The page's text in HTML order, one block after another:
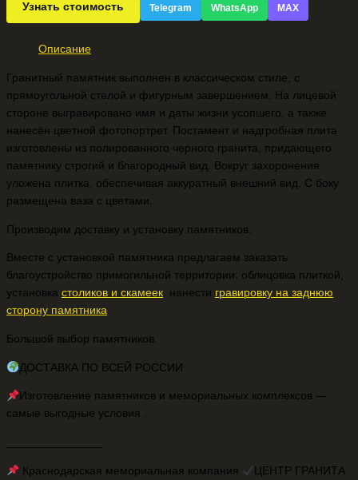
Узнать стоимость Telegram WhatsApp MAX
Описание
Гранитный памятник выполнен в классическом стиле, с
прямоугольной стелой и фигурным завершением. На лицевой
стороне выгравировано имя и даты жизни усопшего, а также
нанесён цветной фотопортрет. Постамент и надгробная плита
изготовлены из полированного черного гранита, придающего
памятнику строгий и благородный вид. Вокруг захоронения
уложена плитка, обеспечивая аккуратный внешний вид. С боку
размещена ваза с цветами.
Производим доставку и установку памятников.
Вместе с установкой памятника предлагаем заказать
благоустройство примогильной территории: облицовка плиткой,
установка столиков и скамеек, нанести гравировку на заднюю
сторону памятника.
Большой выбор памятников.
ДОСТАВКА ПО ВСЕЙ РОССИИ
Изготовление памятников и мемориальных комплексов —
самые выгодные условия .
Краснодарская мемориальная компания
ЦЕНТР ГРАНИТА